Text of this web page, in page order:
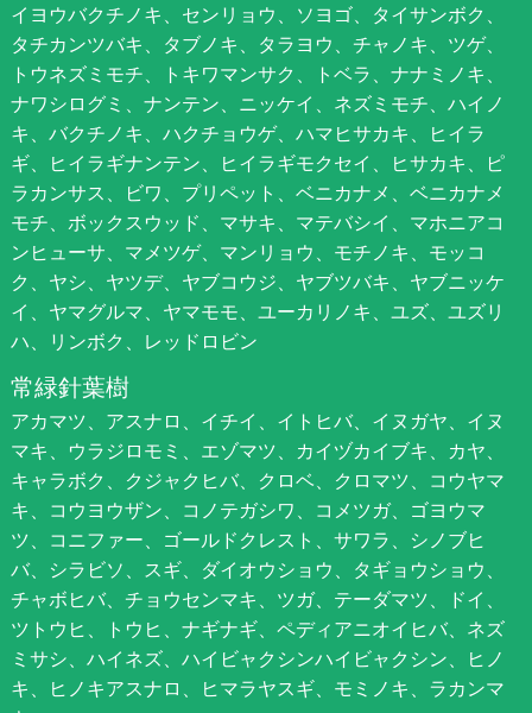
イヨウバクチノキ、センリョウ、ソヨゴ、タイサンボク、
タチカンツバキ、タブノキ、タラヨウ、チャノキ、ツゲ、
トウネズミモチ、トキワマンサク、トベラ、ナナミノキ、
ナワシログミ、ナンテン、ニッケイ、ネズミモチ、ハイノ
キ、バクチノキ、ハクチョウゲ、ハマヒサカキ、ヒイラ
ギ、ヒイラギナンテン、ヒイラギモクセイ、ヒサカキ、ピ
ラカンサス、ビワ、プリペット、ベニカナメ、ベニカナメ
モチ、ボックスウッド、マサキ、マテバシイ、マホニアコ
ンヒューサ、マメツゲ、マンリョウ、モチノキ、モッコ
ク、ヤシ、ヤツデ、ヤブコウジ、ヤブツバキ、ヤブニッケ
イ、ヤマグルマ、ヤマモモ、ユーカリノキ、ユズ、ユズリ
ハ、リンボク、レッドロビン
常緑針葉樹
アカマツ、アスナロ、イチイ、イトヒバ、イヌガヤ、イヌ
マキ、ウラジロモミ、エゾマツ、カイヅカイブキ、カヤ、
キャラボク、クジャクヒバ、クロベ、クロマツ、コウヤマ
キ、コウヨウザン、コノテガシワ、コメツガ、ゴヨウマ
ツ、コニファー、ゴールドクレスト、サワラ、シノブヒ
バ、シラビソ、スギ、ダイオウショウ、タギョウショウ、
チャボヒバ、チョウセンマキ、ツガ、テーダマツ、ドイ、
ツトウヒ、トウヒ、ナギナギ、ペディアニオイヒバ、ネズ
ミサシ、ハイネズ、ハイビャクシンハイビャクシン、ヒノ
キ、ヒノキアスナロ、ヒマラヤスギ、モミノキ、ラカンマ